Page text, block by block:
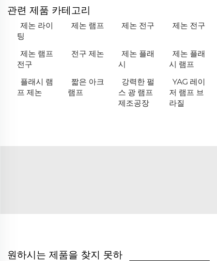
관련 제품 카테고리
제논 라이
팅
제논 램프 제논 전구 제논 전구
제논 램프
전구
전구 제논
제논 플래
시
제논 플래
시 램프
플래시 램
프 제논
짧은 아크
램프
강력한 펄
스 광 램프
제조공장
YAG 레이
저 램프 브
라질
원하시는 제품을 찾지 못하